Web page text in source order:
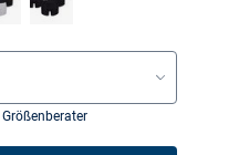
Größenberater